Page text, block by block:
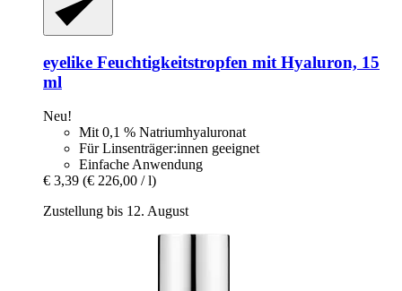
eyelike Feuchtigkeitstropfen mit Hyaluron, 15
ml
Neu!
Mit 0,1 % Natriumhyaluronat
Für Linsenträger:innen geeignet
Einfache Anwendung
€ 3,39 (€ 226,00 / l)
Zustellung bis 12. August